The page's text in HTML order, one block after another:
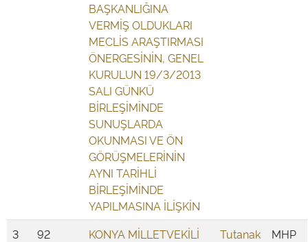
BAŞKANLIĞINA
VERMİŞ OLDUKLARI
MECLİS ARAŞTIRMASI
ÖNERGESİNİN, GENEL
KURULUN 19/3/2013
SALI GÜNKÜ
BİRLEŞİMİNDE
SUNUŞLARDA
OKUNMASI VE ÖN
GÖRÜŞMELERİNİN
AYNI TARİHLİ
BİRLEŞİMİNDE
YAPILMASINA İLİŞKİN
3 92
KONYA MİLLETVEKİLİ
Tutanak MHP